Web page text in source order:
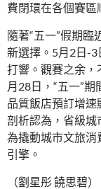
費閉環在各個賽區
隨著“五一”假期臨
新選擇。5月2日-
打響。觀賽之余
月28日，“五一”期
品質飯店預訂增
剖析認為，省級城
為撬動城市文旅消
引擎。
（劉星彤 饒思碧）